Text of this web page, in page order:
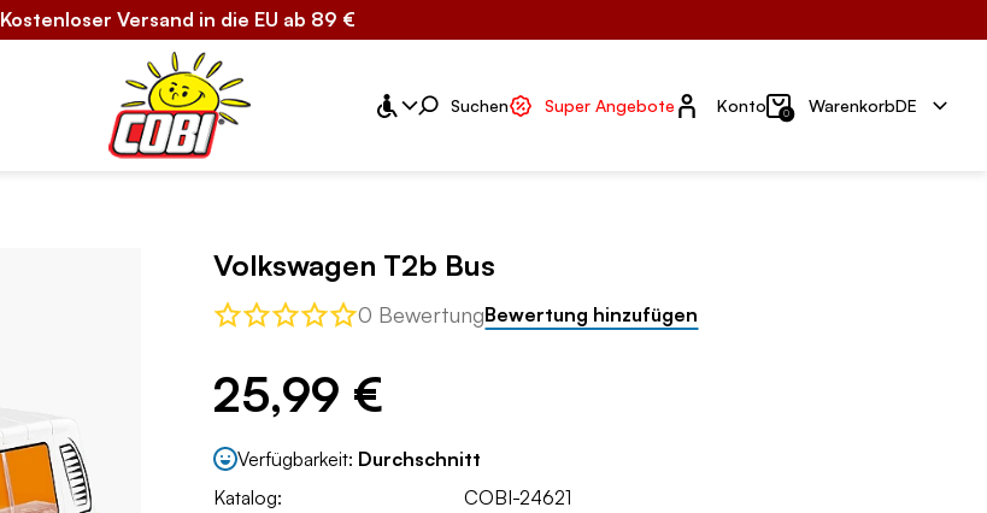
Kostenloser Versand in die EU ab 89 €
Suchen Super Angebote Konto
Konto 0 WarenkorbDE
Volkswagen T2b Bus
0 BewertungBewertung hinzufügen
25,99 €
Verfügbarkeit: Durchschnitt
Katalog:
COBI-24621